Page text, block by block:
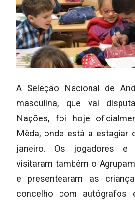
A Seleção Nacional de
masculina, que vai
Nações, foi hoje
Mêda, onde está a estagiar
janeiro. Os jogadores e
visitaram também o
e presentearam as
concelho com autógrafos